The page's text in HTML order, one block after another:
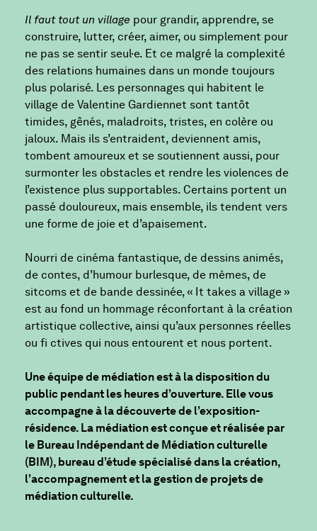
Il faut tout un village pour grandir, apprendre, se
construire, lutter, créer, aimer, ou simplement pour
ne pas se sentir seul·e. Et ce malgré la complexité
des relations humaines dans un monde toujours
plus polarisé. Les personnages qui habitent le
village de Valentine Gardiennet sont tantôt
timides, gênés, maladroits, tristes, en colère ou
jaloux. Mais ils s’entraident, deviennent amis,
tombent amoureux et se soutiennent aussi, pour
surmonter les obstacles et rendre les violences de
l’existence plus supportables. Certains portent un
passé douloureux, mais ensemble, ils tendent vers
une forme de joie et d’apaisement.
Nourri de cinéma fantastique, de dessins animés,
de contes, d’humour burlesque, de mèmes, de
sitcoms et de bande dessinée, « It takes a village »
est au fond un hommage réconfortant à la création
artistique collective, ainsi qu’aux personnes réelles
ou fi ctives qui nous entourent et nous portent.
Une équipe de médiation est à la disposition du
public pendant les heures d’ouverture. Elle vous
accompagne à la découverte de l’exposition-
résidence. La médiation est conçue et réalisée par
le Bureau Indépendant de Médiation culturelle
(BIM), bureau d’étude spécialisé dans la création,
l’accompagnement et la gestion de projets de
médiation culturelle.